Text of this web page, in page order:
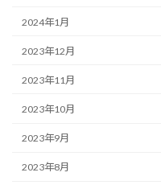
2024年1月
2023年12月
2023年11月
2023年10月
2023年9月
2023年8月